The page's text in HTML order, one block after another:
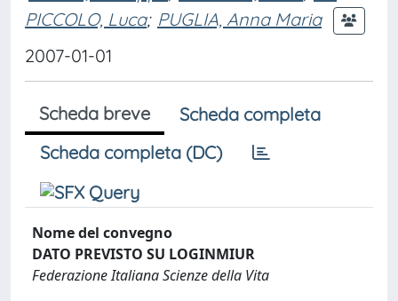
PICCOLO, Luca; PUGLIA, Anna Maria
2007-01-01
Scheda breve
Scheda completa
Scheda completa (DC)
Nome del convegno
DATO PREVISTO SU LOGINMIUR
Federazione Italiana Scienze della Vita